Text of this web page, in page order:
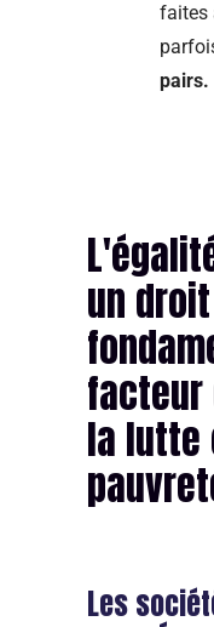
faites
pairs.
un
la lutte
Les